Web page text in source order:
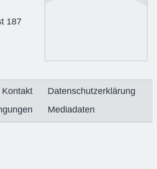
187
Kontakt
Datenschutzerklärung
Mediadaten